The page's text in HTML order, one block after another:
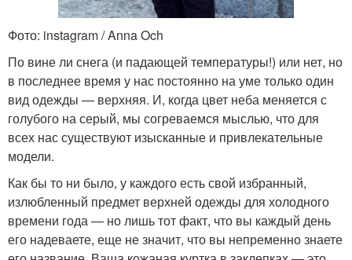
Фото: instagram / Anna Och
По вине ли снега (и падающей температуры!) или нет, но
в последнее время у нас постоянно на уме только один
вид одежды — верхняя. И, когда цвет неба меняется с
голубого на серый, мы согреваемся мыслью, что для
всех нас существуют изысканные и привлекательные
модели.
Как бы то ни было, у каждого есть свой избранный,
излюбленный предмет верхней одежды для холодного
времени года — но лишь тот факт, что вы каждый день
его надеваете, еще не значит, что вы непременно знаете